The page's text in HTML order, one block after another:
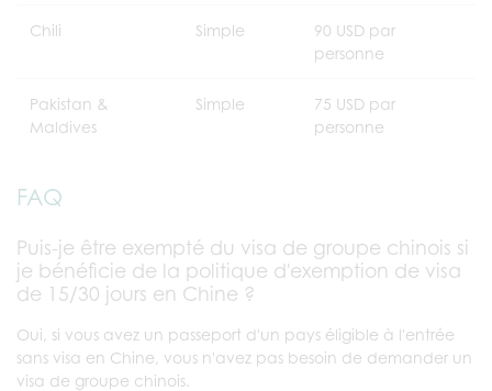
Chili Simple
90 USD par
personne
Pakistan &
Maldives
Simple
75 USD par
personne
FAQ
Puis-je être exempté du visa de groupe chinois si
je bénéficie de la politique d'exemption de visa
de 15/30 jours en Chine ?
Oui, si vous avez un passeport d'un pays éligible à l'entrée
sans visa en Chine, vous n'avez pas besoin de demander un
visa de groupe chinois.